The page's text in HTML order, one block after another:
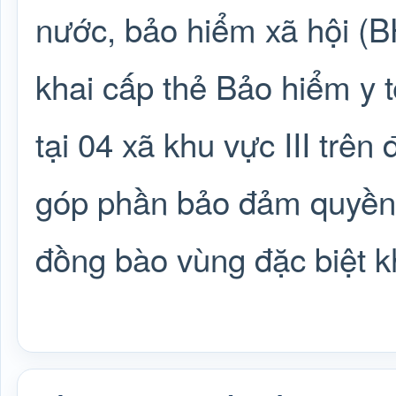
nước, bảo hiểm xã hội
khai cấp thẻ Bảo hiểm y
tại 04 xã khu vực III trên
góp phần bảo đảm
đồng bào vùng đặc biệt